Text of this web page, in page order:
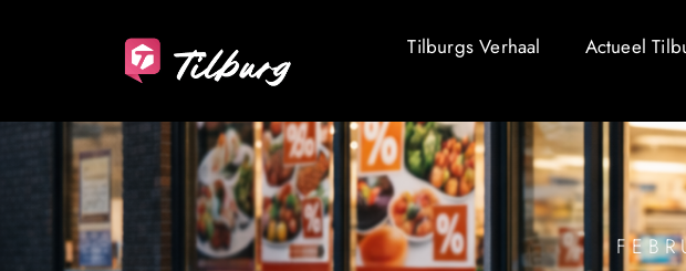
Tilburgs Verhaal Actueel